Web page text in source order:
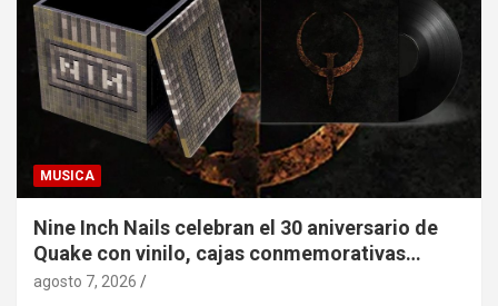
MUSICA
Nine Inch Nails celebran el 30 aniversario de
Quake con vinilo, cajas conmemorativas…
agosto 7, 2026